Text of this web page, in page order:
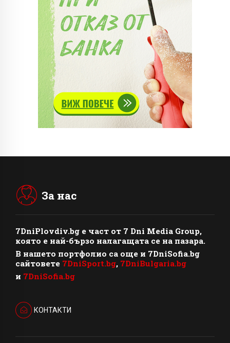
За нас
7DniPlovdiv.bg e част от 7 Dni Media Group,
която е най-бързо налагащата се на пазара.
В нашето портфолио са още и 7DniSofia.bg
сайтовете 7DniSport.bg, 7DniBulgaria.bg
и 7DniSofia.bg
КОНТАКТИ